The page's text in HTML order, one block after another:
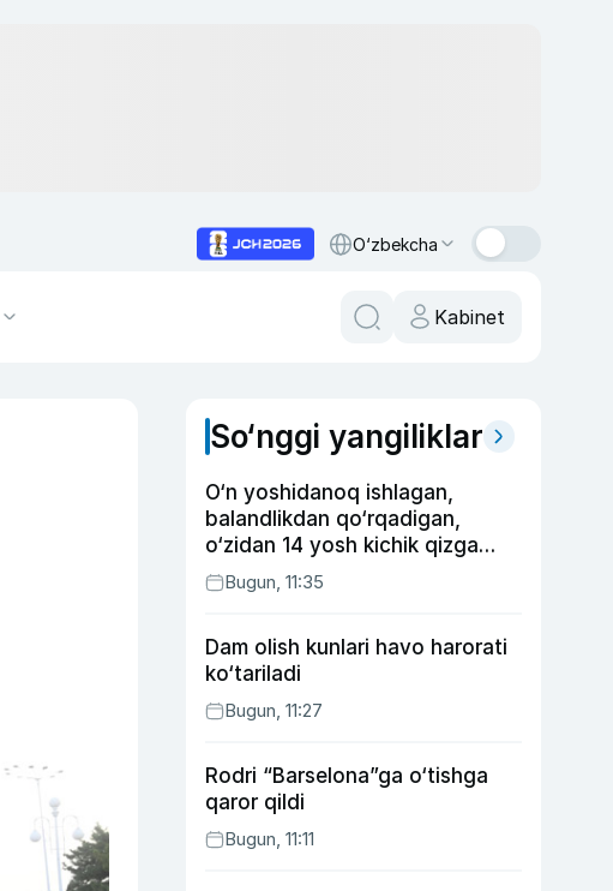
O‘zbekcha
Kabinet
So‘nggi yangiliklar
O‘n yoshidanoq ishlagan,
balandlikdan qo‘rqadigan,
o‘zidan 14 yosh kichik qizga
uylangan Yorqinxo‘ja Umarov
34 yoshda
Bugun, 11:35
Dam olish kunlari havo harorati
ko‘tariladi
Bugun, 11:27
Rodri “Barselona”ga o‘tishga
qaror qildi
Bugun, 11:11